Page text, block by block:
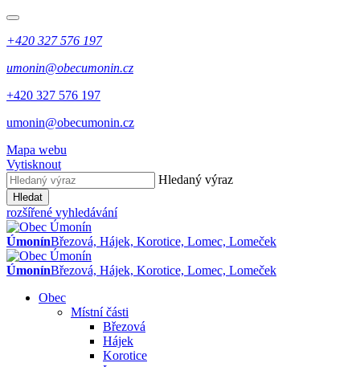
+420 327 576 197
umonin@obecumonin.cz
+420 327 576 197
umonin@obecumonin.cz
Mapa webu
Vytisknout
Hledaný výraz
Hledat
rozšířené vyhledávání
ÚmonínBřezová, Hájek, Korotice, Lomec, Lomeček
ÚmonínBřezová, Hájek, Korotice, Lomec, Lomeček
Obec
Místní části
Březová
Hájek
Korotice